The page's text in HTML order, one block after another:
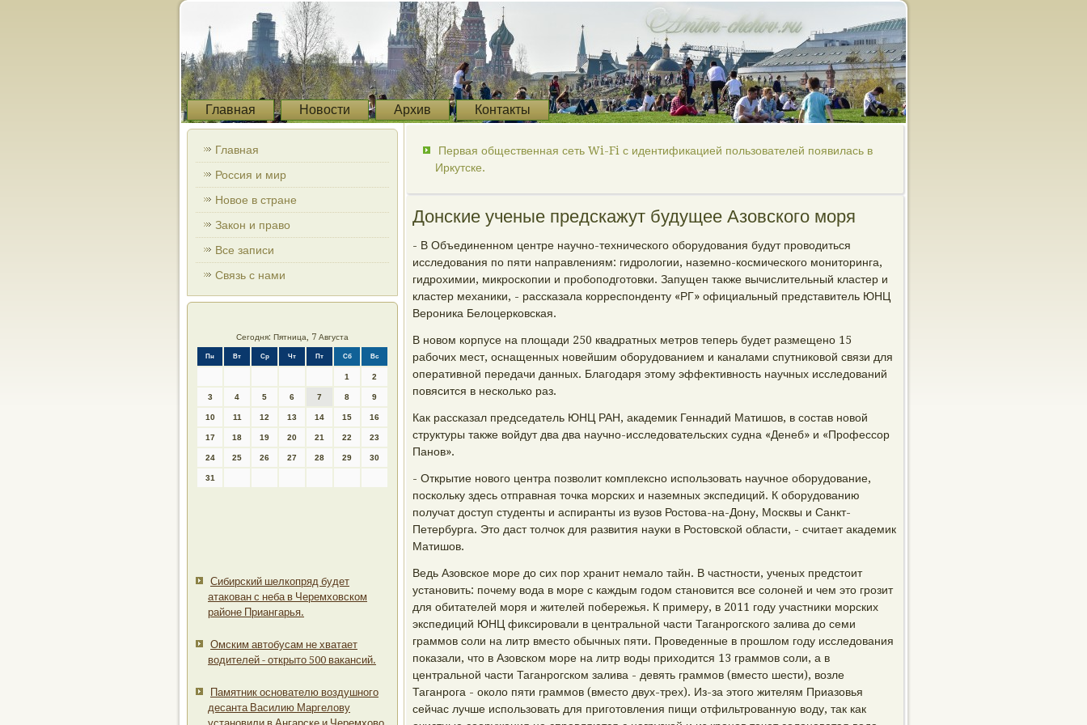
Главная Новости Архив Контакты
Главная
Россия и мир
Новое в стране
Закон и право
Все записи
Связь с нами
Сегодня: Пятница, 7 Августа
Пн Вт Ср Чт Пт Сб Вс
1 2
3 4 5 6 7 8 9
10 11 12 13 14 15 16
17 18 19 20 21 22 23
24 25 26 27 28 29 30
31
Сибирский шелкопряд будет
атакован с неба в Черемховском
районе Приангарья.
Омским автобусам не хватает
водителей - открыто 500 вакансий.
Памятник основателю воздушного
десанта Василию Маргелову
Первая общественная сеть Wi-Fi с идентификацией пользователей появилась в
Иркутске.
Донские ученые предскажут будущее Азовского моря
- В Объединенном центре научно-технического оборудования будут проводиться
исследования по пяти направлениям: гидрологии, наземно-космического мониторинга,
гидрохимии, микроскопии и пробоподготовки. Запущен также вычислительный кластер и
кластер механики, - рассказала корреспонденту «РГ» официальный представитель ЮНЦ
Вероника Белоцерковская.
В новом корпусе на площади 250 квадратных метров теперь будет размещено 15
рабочих мест, оснащенных новейшим оборудованием и каналами спутниковой связи для
оперативной передачи данных. Благодаря этому эффективность научных исследований
повясится в несколько раз.
Как рассказал председатель ЮНЦ РАН, академик Геннадий Матишов, в состав новой
структуры также войдут два два научно-исследовательских судна «Денеб» и «Профессор
Панов».
- Открытие нового центра позволит комплексно использовать научное оборудование,
поскольку здесь отправная точка морских и наземных экспедиций. К оборудованию
получат доступ студенты и аспиранты из вузов Ростова-на-Дону, Москвы и Санкт-
Петербурга. Это даст толчок для развития науки в Ростовской области, - считает академик
Матишов.
Ведь Азовское море до сих пор хранит немало тайн. В частности, ученых предстоит
установить: почему вода в море с каждым годом становится все солоней и чем это грозит
для обитателей моря и жителей побережья. К примеру, в 2011 году участники морских
экспедиций ЮНЦ фиксировали в центральной части Таганрогского залива до семи
граммов соли на литр вместо обычных пяти. Проведенные в прошлом году исследования
показали, что в Азовском море на литр воды приходится 13 граммов соли, а в
центральной части Таганрогском залива - девять граммов (вместо шести), возле
Таганрога - около пяти граммов (вместо двух-трех). Из-за этого жителям Приазовья
сейчас лучше использовать для приготовления пищи отфильтрованную воду, так как